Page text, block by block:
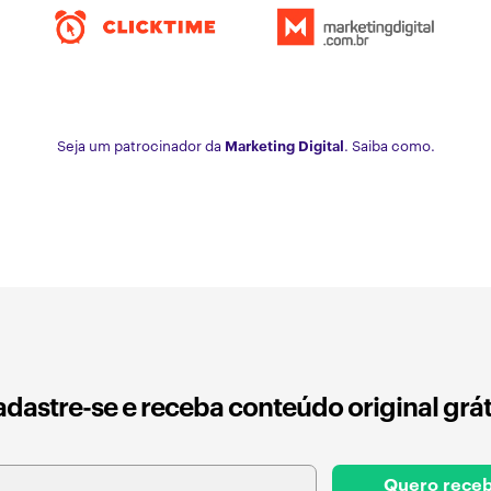
Seja um patrocinador da Marketing Digital. Saiba como.
se e receba conteúdo original